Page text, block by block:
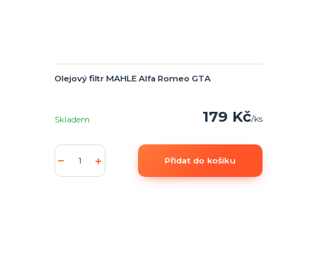
Olejový filtr MAHLE Alfa Romeo GTA
179 Kč/ks
Skladem
Přidat do košíku